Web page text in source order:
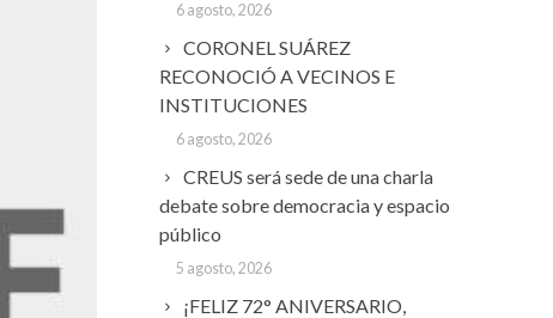
6 agosto, 2026
CORONEL SUÁREZ
RECONOCIÓ A VECINOS E
INSTITUCIONES
6 agosto, 2026
CREUS será sede de una charla
debate sobre democracia y espacio
público
5 agosto, 2026
¡FELIZ 72° ANIVERSARIO,